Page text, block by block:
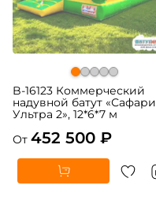
B-16123 Коммерческий
надувной батут «Сафари
Ультра 2», 12*6*7 м
От 452 500 ₽